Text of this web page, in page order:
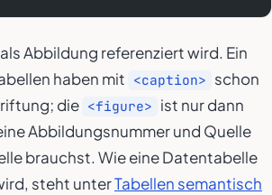
Abbildung referenziert wird. Ein
haben mit <caption> schon
die <figure> ist nur dann
Abbildungsnummer und Quelle
brauchst. Wie eine Datentabelle
steht unterTabellen semantisch